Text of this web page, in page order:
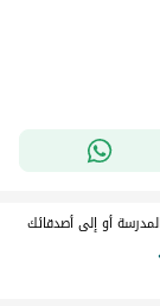
أو إلى أصدقائك